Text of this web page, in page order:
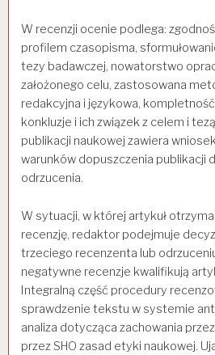
W recenzji ocenie podlega:
profilem czasopisma,
tezy badawczej, nowatorstwo
założonego celu, zastosowana
redakcyjna i językowa,
konkluzje i ich związek z celem i
publikacji naukowej zawiera
warunków dopuszczenia publikacji
odrzucenia.
W sytuacji, w której artykuł
recenzję, redaktor podejmuje
trzeciego recenzenta lub
negatywne recenzje kwalifikują
Integralną część procedury
sprawdzenie tekstu w systemie
analiza dotycząca zachowania
przez SHO zasad etyki naukowej.